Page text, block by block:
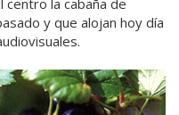
centro la cabaña de
y que alojan hoy día